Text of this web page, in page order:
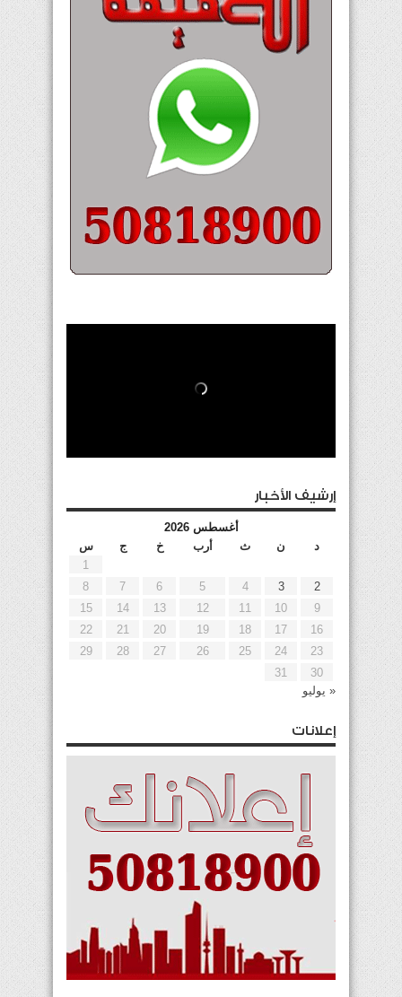
إرشيف الأخبار
أغسطس 2026
د
ن ث أرب خ ج
س
1
2
3
4
5
6
7
8
9
10
11
12
13
14
15
16
17
18
19
20
21
22
23
24
25
26
27
28
29
30
31
« يوليو
إعلانات